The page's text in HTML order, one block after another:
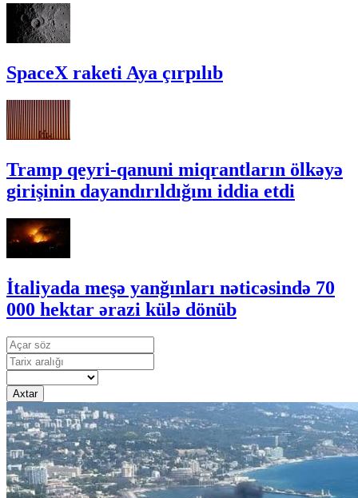
SpaceX raketi Aya çırpılıb
Tramp qeyri-qanuni miqrantların ölkəyə
girişinin dayandırıldığını iddia etdi
İtaliyada meşə yanğınları nəticəsində 70
000 hektar ərazi külə dönüb
Axtar